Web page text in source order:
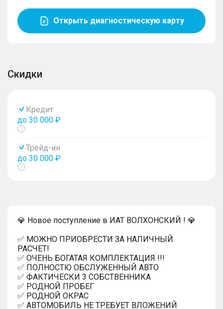
Открыть диагностическую карту
Скидки
Кредит
до 30 000 ₽
Показать
Трейд-ин
до 30 000 ₽
Показать
💎 Новое поступление в ИАТ ВОЛХОНСКИЙ ! 💎
✅ МОЖНО ПРИОБРЕСТИ ЗА НАЛИЧНЫЙ
РАСЧЕТ!
✅ ОЧЕНЬ БОГАТАЯ КОМПЛЕКТАЦИЯ !!!
✅ ПОЛНОСТЮ ОБСЛУЖЕННЫЙ АВТО
✅ ФАКТИЧЕСКИ 3 СОБСТВЕННИКА
✅ РОДНОЙ ПРОБЕГ
✅ РОДНОЙ ОКРАС
✅ АВТОМОБИЛЬ НЕ ТРЕБУЕТ ВЛОЖЕНИЙ